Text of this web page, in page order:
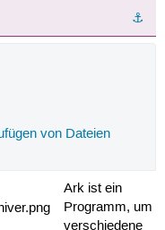
⚓︎
von Dateien
Ark ist ein
Programm, um
verschiedene